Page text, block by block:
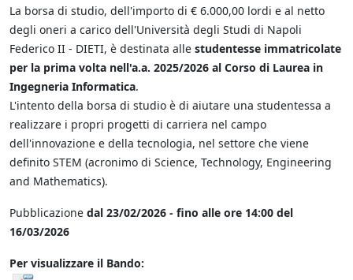
La borsa di studio, dell'importo di € 6.000,00 lordi e al netto
degli oneri a carico dell'Università degli Studi di Napoli
Federico II - DIETI, è destinata alle studentesse immatricolate
per la prima volta nell'a.a. 2025/2026 al Corso di Laurea in
Ingegneria Informatica.
L'intento della borsa di studio è di aiutare una studentessa a
realizzare i propri progetti di carriera nel campo
dell'innovazione e della tecnologia, nel settore che viene
definito STEM (acronimo di Science, Technology, Engineering
and Mathematics).
Pubblicazione dal 23/02/2026 - fino alle ore 14:00 del
16/03/2026
Per visualizzare il Bando: